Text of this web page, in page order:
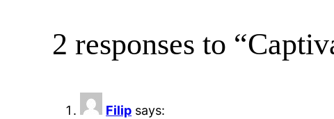
2 responses to
Filip says: